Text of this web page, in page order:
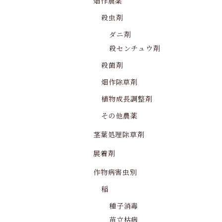
殺虫剤
ダニ剤
殺センチュウ剤
殺菌剤
畑作除草剤
植物成長調整剤
その他農薬
茎葉処理除草剤
展着剤
作物病害虫別
稲
種子消毒
苗立枯病